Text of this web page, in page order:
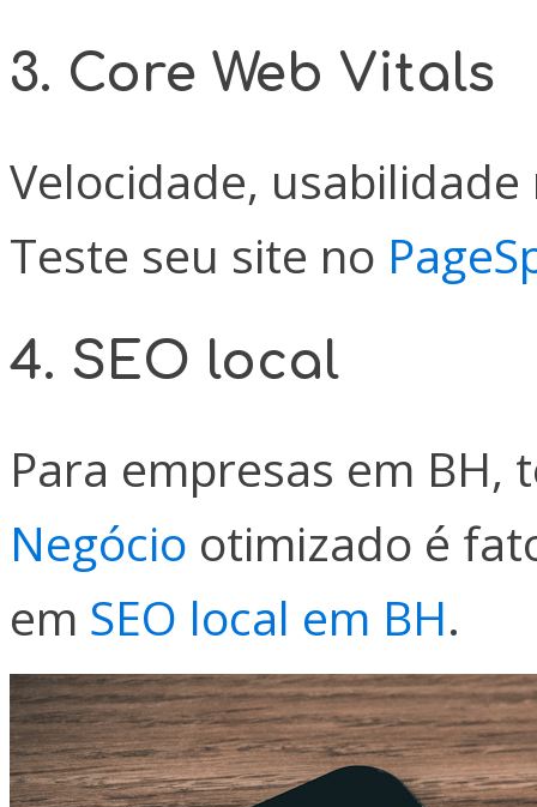
3. Core Web Vitals
Velocidade,
Teste seu site no
4. SEO local
Para empresas em BH,
Negócio otimizado é
em SEO local em BH.